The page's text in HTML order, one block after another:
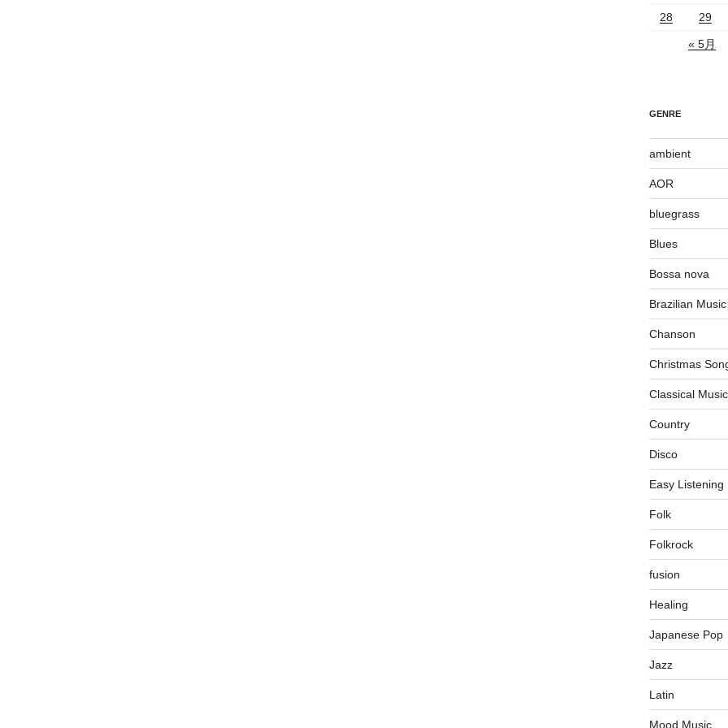
28 29
« 5月
GENRE
ambient
AOR
bluegrass
Blues
Bossa nova
Brazilian Music
Chanson
Christmas
Classical Music
Country
Disco
Easy Listening
Folk
Folkrock
fusion
Healing
Japanese Pop
Jazz
Latin
Mood Music